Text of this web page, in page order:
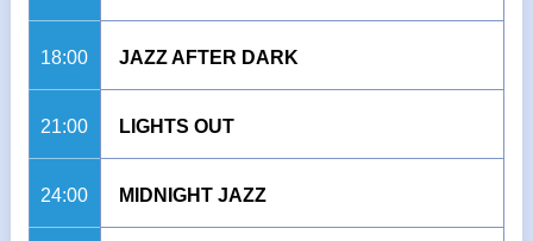
18:00 JAZZ AFTER DARK
21:00 LIGHTS OUT
24:00 MIDNIGHT JAZZ